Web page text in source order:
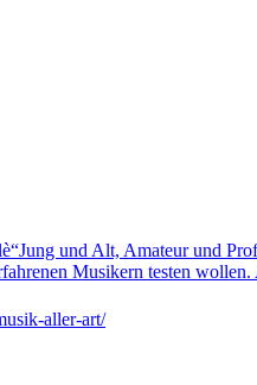
und Alt, Amateur und
Musikern testen
aller-art/